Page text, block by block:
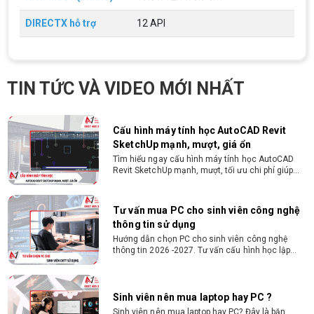
DIRECTX hỗ trợ 12 API
TIN TỨC VÀ VIDEO MỚI NHẤT
vòng 10 phút
họa từ 2D, dựng video đến 3D
Hướng dẫn chọn PC cho sinh viên thiết kế đồ họa
từ 2D, dựng video đến 3D. Cấu hình tối ưu, dùng
Cấu hình máy tính học AutoCAD Revit
SketchUp mạnh, mượt, giá ổn
Tìm hiểu ngay cấu hình máy tính học AutoCAD
Revit SketchUp mạnh, mượt, tối ưu chi phí giúp
Tư vấn mua PC cho sinh viên công nghệ
thông tin sử dụng
Hướng dẫn chọn PC cho sinh viên công nghệ
thông tin 2026 -2027. Tư vấn cấu hình học lập
Sinh viên nên mua laptop hay PC ?